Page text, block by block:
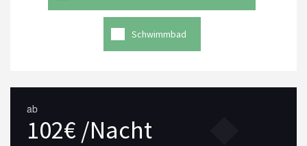
Schwimmbad
ab
102€ /Nacht